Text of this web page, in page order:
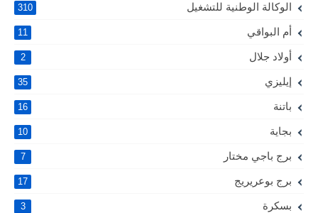
الوكالة الوطنية للتشغيل 310
أم البواقي 11
أولاد جلال 2
إيليزي 35
باتنة 16
بجاية 10
برج باجي مختار 7
برج بوعريريج 17
بسكرة 3